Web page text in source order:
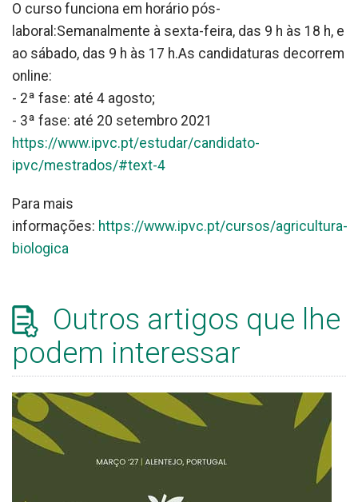
O curso funciona em horário pós-
laboral:Semanalmente à sexta-feira, das 9 h às 18 h, e
ao sábado, das 9 h às 17 h.As candidaturas decorrem
online:
- 2ª fase: até 4 agosto;
- 3ª fase: até 20 setembro 2021
https://www.ipvc.pt/estudar/candidato-
ipvc/mestrados/#text-4
Para mais
informações: https://www.ipvc.pt/cursos/agricultura-
biologica
Outros artigos que lhe
podem interessar